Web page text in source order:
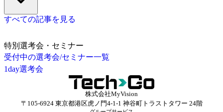
すべての記事を見る
特別選考会・セミナー
受付中の選考会/セミナー一覧
1day選考会
株式会社MyVision
〒105-6924 東京都港区虎ノ門4-1-1 神谷町トラストタワー 24階